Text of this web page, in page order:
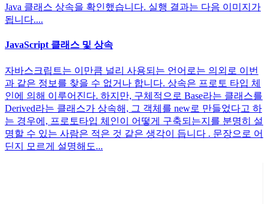
Java 클래스 상속을 확인했습니다. 실행 결과는 다음 이미지가
됩니다....
JavaScript 클래스 및 상속
자바스크립트는 이만큼 널리 사용되는 언어로는 의외로 이번
과 같은 정보를 찾을 수 없거나 합니다. 상속은 프로토 타입 체
인에 의해 이루어진다. 하지만, 구체적으로 Base라는 클래스를
Derived라는 클래스가 상속해, 그 객체를 new로 만들었다고 하
는 경우에, 프로토타입 체인이 어떻게 구축되는지를 분명히 설
명할 수 있는 사람은 적은 것 같은 생각이 듭니다 . 문장으로 어
딘지 모르게 설명해도...